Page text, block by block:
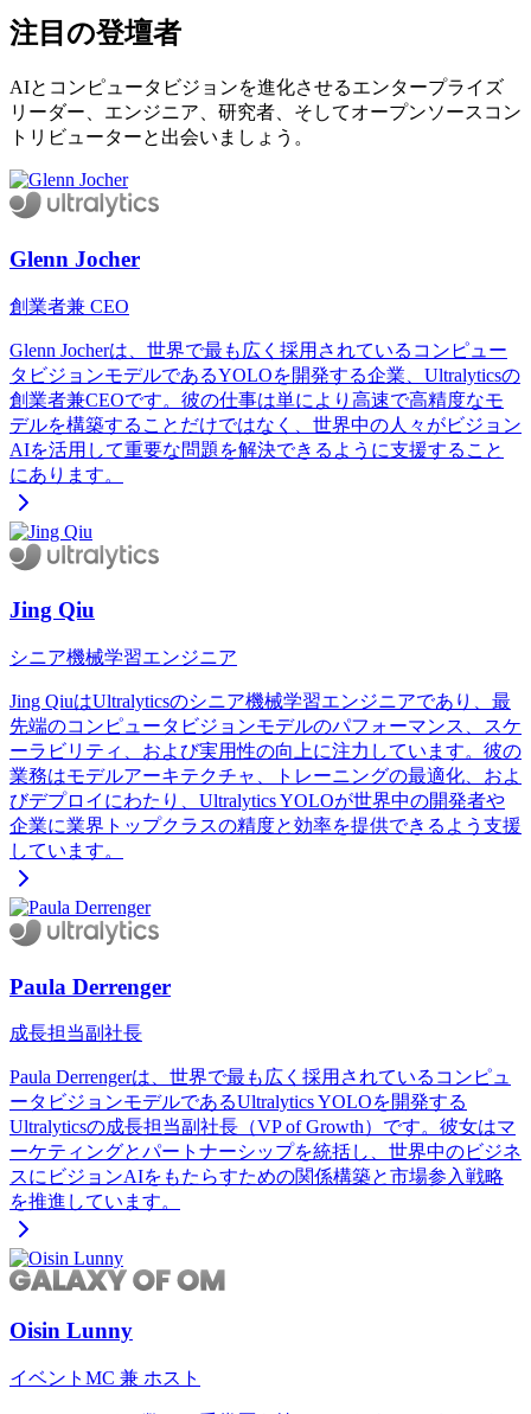
注目の登壇者
AIとコンピュータビジョンを進化させるエンタープライズ
リーダー、エンジニア、研究者、そしてオープンソースコン
トリビューターと出会いましょう。
Glenn Jocher
創業者兼 CEO
Glenn Jocherは、世界で最も広く採用されているコンピュー
タビジョンモデルであるYOLOを開発する企業、Ultralyticsの
創業者兼CEOです。彼の仕事は単により高速で高精度なモ
デルを構築することだけではなく、世界中の人々がビジョン
AIを活用して重要な問題を解決できるように支援すること
にあります。
Jing Qiu
シニア機械学習エンジニア
Jing QiuはUltralyticsのシニア機械学習エンジニアであり、最
先端のコンピュータビジョンモデルのパフォーマンス、スケ
ーラビリティ、および実用性の向上に注力しています。彼の
業務はモデルアーキテクチャ、トレーニングの最適化、およ
びデプロイにわたり、Ultralytics YOLOが世界中の開発者や
企業に業界トップクラスの精度と効率を提供できるよう支援
しています。
Paula Derrenger
成長担当副社長
Paula Derrengerは、世界で最も広く採用されているコンピュ
ータビジョンモデルであるUltralytics YOLOを開発する
Ultralyticsの成長担当副社長（VP of Growth）です。彼女はマ
ーケティングとパートナーシップを統括し、世界中のビジネ
スにビジョンAIをもたらすための関係構築と市場参入戦略
を推進しています。
Oisin Lunny
イベントMC 兼 ホスト